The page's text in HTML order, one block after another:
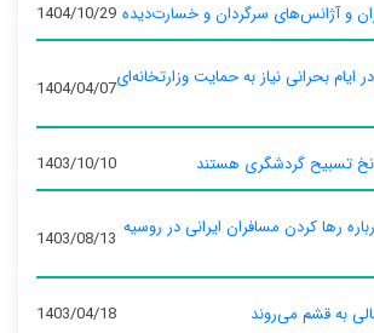
و آژانس‌های سرگردان و خسارت‌دیده 1404/10/29
بحرانی نیاز به حمایت وزارتخانه‌ای1404/04/07
تسبیح گردشگری هستند 1403/10/10
رها کردن مسافران ایرانی در روسیه 1403/08/13
به قشم می‌روند 1403/04/18